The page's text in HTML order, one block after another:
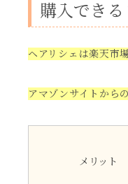
購入できる
ヘアリシェは楽天市
アマゾンサイトから
メリット